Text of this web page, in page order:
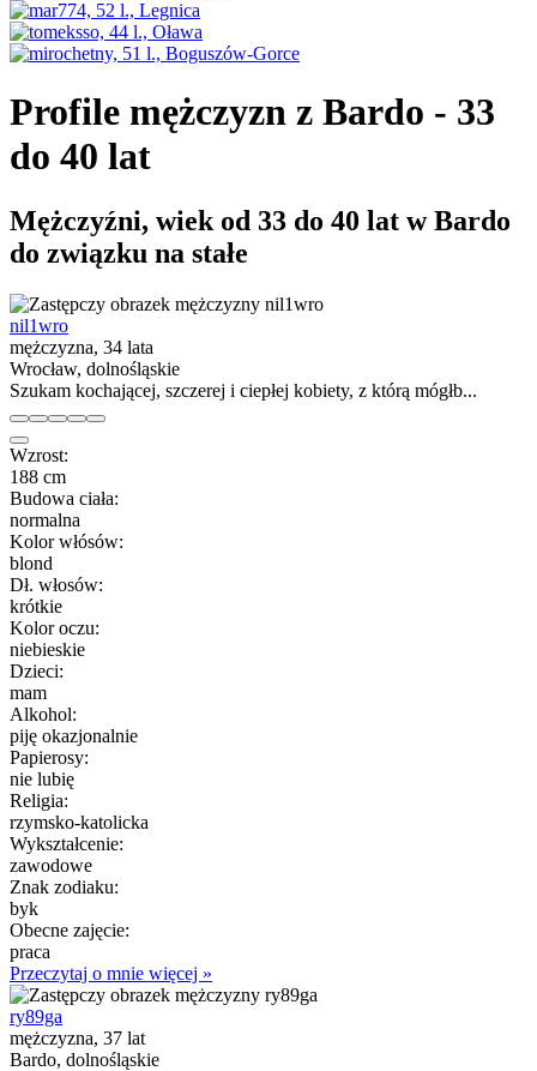
Profile mężczyzn z Bardo - 33
do 40 lat
Mężczyźni, wiek od 33 do 40 lat w Bardo
do związku na stałe
nil1wro
mężczyzna, 34 lata
Wrocław, dolnośląskie
Szukam kochającej, szczerej i ciepłej kobiety, z którą mógłb...
Wzrost:
188 cm
Budowa ciała:
normalna
Kolor włósów:
blond
Dł. włosów:
krótkie
Kolor oczu:
niebieskie
Dzieci:
mam
Alkohol:
piję okazjonalnie
Papierosy:
nie lubię
Religia:
rzymsko-katolicka
Wykształcenie:
zawodowe
Znak zodiaku:
byk
Obecne zajęcie:
praca
Przeczytaj o mnie więcej »
ry89ga
mężczyzna, 37 lat
Bardo, dolnośląskie